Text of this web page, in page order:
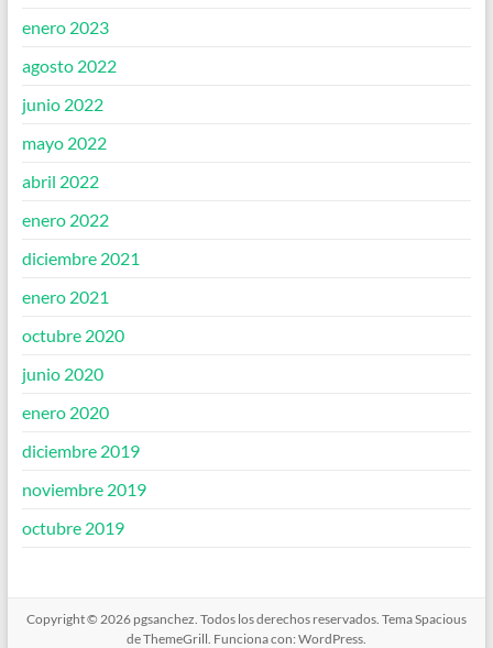
enero 2023
agosto 2022
junio 2022
mayo 2022
abril 2022
enero 2022
diciembre 2021
enero 2021
octubre 2020
junio 2020
enero 2020
diciembre 2019
noviembre 2019
octubre 2019
Copyright © 2026 pgsanchez. Todos los derechos reservados. TemaSpacious
de ThemeGrill. Funciona con: WordPress.